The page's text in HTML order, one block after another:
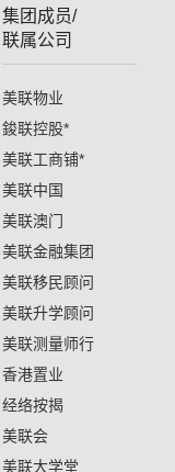
集团成员/
联属公司
美联物业
鋑联控股*
美联工商铺*
美联中国
美联澳门
美联金融集团
美联移民顾问
美联升学顾问
美联测量师行
香港置业
经络按揭
美联会
美联大学堂